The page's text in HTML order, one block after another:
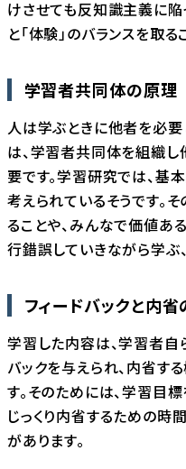
けさせても反知識主義に陥
と「体験」のバランスを取る
学習者共同体の原理
人は学ぶときに他者を必要
は、学習者共同体を組織
要です。学習研究では、基
考えられているそうです。
ることや、みんなで価値あ
行錯誤していきながら学ぶ
フィードバックと内
学習した内容は、学習者自
バックを与えられ、内省す
す。そのためには、学習目
じっくり内省するための時
があります。